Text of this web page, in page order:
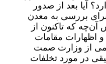
آیا بعد از صدور
بررسی به معدن
که تاکنون از
و اظهارات مقامات
از وزارت صمت
در مورد تخلفات